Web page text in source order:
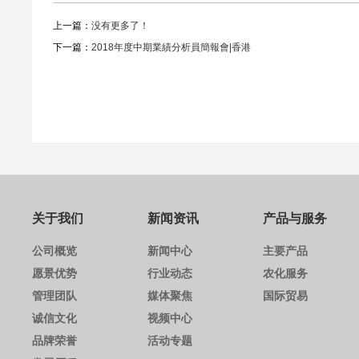
上一篇： 没有更多了！
下一篇： 2018年度中期業績分析員簡報會|香港
关于我们
公司概览
愿景优势
管理团队
诚信文化
品牌荣誉
新闻资讯
新闻中心
行业动态
媒体聚焦
视频中心
活动专题
产品与服务
主要产品
农化服务
国际贸易